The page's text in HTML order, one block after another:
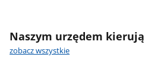
Naszym urzędem kierują
zobacz wszystkie